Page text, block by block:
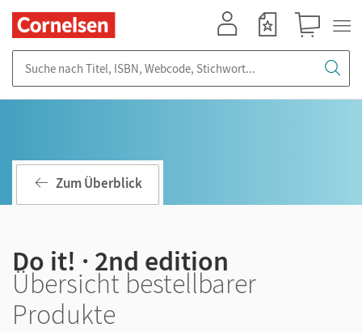
Zum Überblick
Do it! · 2nd edition
Übersicht bestellbarer
Produkte